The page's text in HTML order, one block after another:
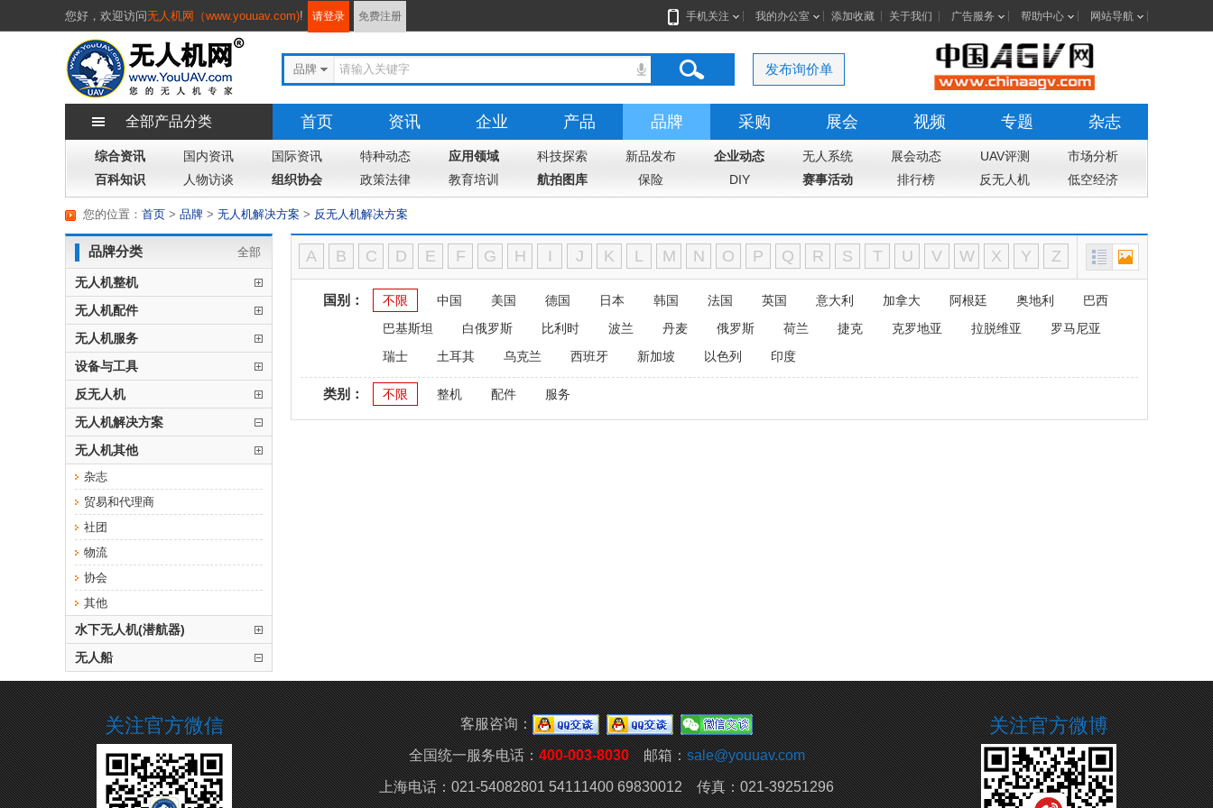
您好， 欢迎访问无人机网（www.youuav.com)! 请登录 免费注册 手机关注 我的办公室 添加收藏 关于我们 广告服务 帮助中心 网站导航
品牌 发布询价单
全部产品分类 首页 资讯 企业 产品 品牌 采购 展会 视频 专题 杂志
综合资讯 国内资讯 国际资讯 特种动态 应用领域 科技探索 新品发布 企业动态 无人系统 展会动态 UAV评测
市场分析
百科知识
人物访谈 组织协会 政策法律 教育培训 航拍图库 保险 DIY 赛事活动 排行榜 反无人机 低空经济
您的位置： 首页 > 品牌 > 无人机解决方案 > 反无人机解决方案
品牌分类 全部
无人机整机
无人机配件
无人机服务
设备与工具
反无人机
无人机解决方案
无人机其他
杂志
贸易和代理商
社团
物流
协会
其他
水下无人机(潜航器)
无人船
A B C D E F G H I J K L M N O P Q R S T U V W X Y Z
国别： 不限 中国 美国 德国 日本 韩国 法国 英国 意大利 加拿大 阿根廷 奥地利
巴西
巴基斯坦
白俄罗斯 比利时 波兰 丹麦 俄罗斯 荷兰 捷克 克罗地亚 拉脱维亚
罗马尼亚
瑞士
土耳其 乌克兰 西班牙 新加坡 以色列 印度
类别： 不限 整机 配件 服务
客服咨询：
全国统一服务电话：400-003-8030邮箱：sale@youuav.com
上海电话：021-54082801 54111400 69830012 传真：021-39251296
关注官方微信 关注官方微博